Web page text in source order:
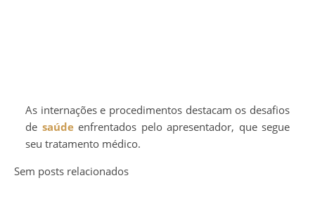
As internações e procedimentos destacam os desafios
de saúdeenfrentados pelo apresentador, que segue
seu tratamento médico.
Sem posts relacionados